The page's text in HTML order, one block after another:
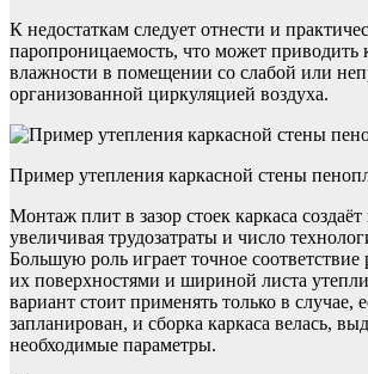
К недостаткам следует отнести и
паропроницаемость, что может
влажности в помещении со слабой или
организованной циркуляцией воздуха.
Пример утепления каркасной стены
Монтаж плит в зазор стоек каркаса
увеличивая трудозатраты и число
Большую роль играет точное соответствие
их поверхностями и шириной листа
вариант стоит применять только в случае,
запланирован, и сборка каркаса велась,
необходимые параметры.